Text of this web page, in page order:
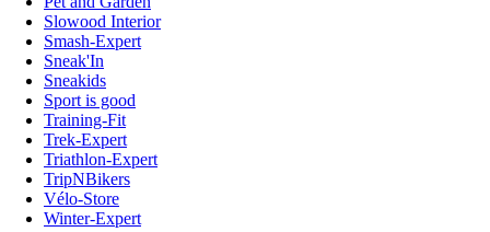
Slowood Interior
Smash-Expert
Sneak'In
Sneakids
Sport is good
Training-Fit
Trek-Expert
Triathlon-Expert
TripNBikers
Vélo-Store
Winter-Expert